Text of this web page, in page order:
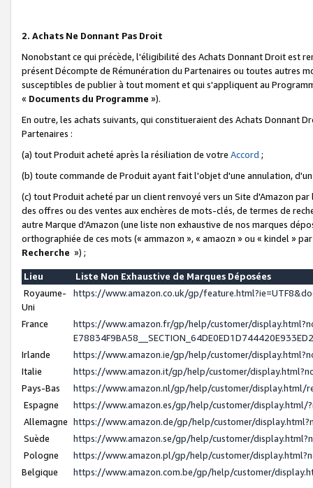
2. Achats Ne Donnant Pas Droit
Nonobstant ce qui précède, l'éligibilité des Achats Donnant Droit est
présent Décompte de Rémunération du Partenaires ou toutes autres
susceptibles de publier à tout moment et qui s'appliquent au
« Documents du Programme »).
En outre, les achats suivants, qui constitueraient des Achats Donnant
Partenaires :
(a) tout Produit acheté après la résiliation de votre Accord ;
(b) toute commande de Produit ayant fait l'objet d'une annulation,
(c) tout Produit acheté par un client renvoyé vers un Site d'Amazon
des offres ou des ventes aux enchères de mots-clés, de termes de
autre Marque d'Amazon (une liste non exhaustive de nos marques
orthographiée de ces mots (« ammazon », « amaozn » ou « kindel »
Recherche ») ;
Lieu
Liste Non Exhaustive de Marques Déposées
Royaume-
Uni
https://www.amazon.co.uk/gp/
France
https://www.amazon.fr/gp/help/customer/
Irlande
https://www.amazon.ie/gp/help/customer/
Italie
https://www.amazon.it/gp/help/customer/
Pays-Bas
https://www.amazon.nl/gp/help/customer/display.html/
Espagne
https://www.amazon.es/gp/help/customer/display.html/
Allemagne https://www.amazon.de/gp/help/customer/
Suède
https://www.amazon.se/gp/help/customer/
Pologne
https://www.amazon.pl/gp/help/customer/
Belgique
https://www.amazon.com.be/gp/help/customer/